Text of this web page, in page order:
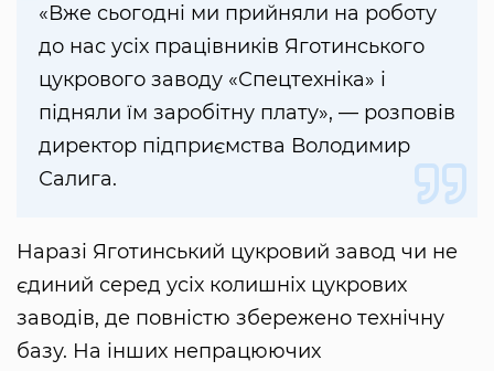
«Вже сьогодні ми прийняли на роботу
до нас усіх працівників Яготинського
цукрового заводу «Спецтехніка» і
підняли їм заробітну плату», — розповів
директор підприємства Володимир
Салига.
Наразі Яготинський цукровий завод чи не
єдиний серед усіх колишніх цукрових
заводів, де повністю збережено технічну
базу. На інших непрацюючих